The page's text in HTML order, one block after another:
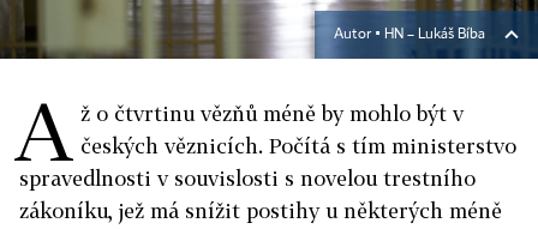
Autor ▪ HN – Lukáš Bíba
A ž o čtvrtinu vězňů méně by mohlo být v
českých věznicích. Počítá s tím ministerstvo
spravedlnosti v souvislosti s novelou trestního
zákoníku, jež má snížit postihy u některých méně